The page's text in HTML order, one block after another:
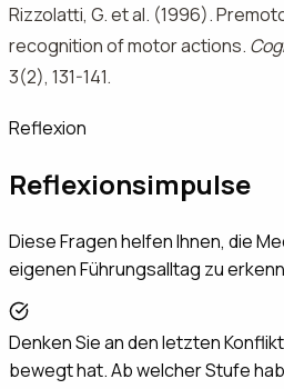
Rizzolatti, G. et al. (1996).
recognition of motor actions.
3(2), 131-141.
Reflexion
Reflexionsimpulse
Diese Fragen helfen Ihnen, die
eigenen Führungsalltag zu
Denken Sie an den letzten
bewegt hat. Ab welcher Stufe